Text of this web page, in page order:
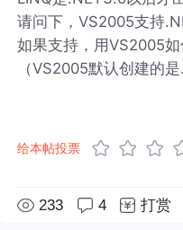
请问下，VS2005支持
如果支持，用VS2005
（VS2005默认创建的
给本帖投票
233 4 打赏